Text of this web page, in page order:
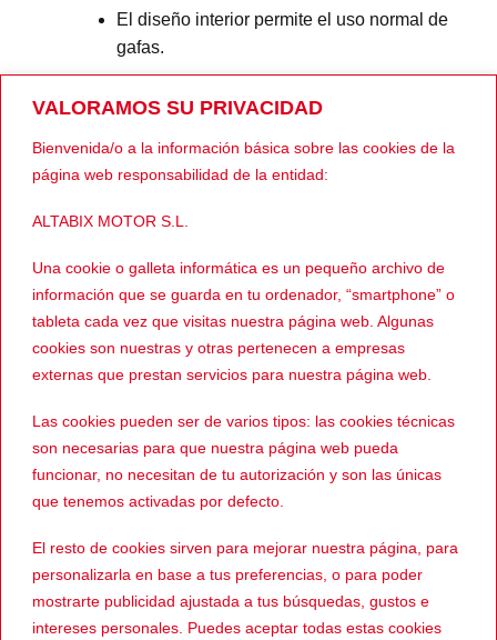
VALORAMOS SU PRIVACIDAD
Bienvenida/o a la información básica sobre las cookies de la
página web responsabilidad de la entidad:
ALTABIX MOTOR S.L.
Una cookie o galleta informática es un pequeño archivo de
información que se guarda en tu ordenador, “smartphone” o
tableta cada vez que visitas nuestra página web. Algunas
cookies son nuestras y otras pertenecen a empresas
externas que prestan servicios para nuestra página web.
Las cookies pueden ser de varios tipos: las cookies técnicas
son necesarias para que nuestra página web pueda
funcionar, no necesitan de tu autorización y son las únicas
que tenemos activadas por defecto.
El resto de cookies sirven para mejorar nuestra página, para
personalizarla en base a tus preferencias, o para poder
mostrarte publicidad ajustada a tus búsquedas, gustos e
intereses personales. Puedes aceptar todas estas cookies
El diseño interior permite el uso normal de
gafas.
comunicación Smarth Bluetooth by Cardo (por
separado).
Casco homologado ECE 22.05.
Enlace al perfil de Wallapop
Ver más cascos INTEGRALES
PRODUCTOS RELACIONADOS
-31% -24%